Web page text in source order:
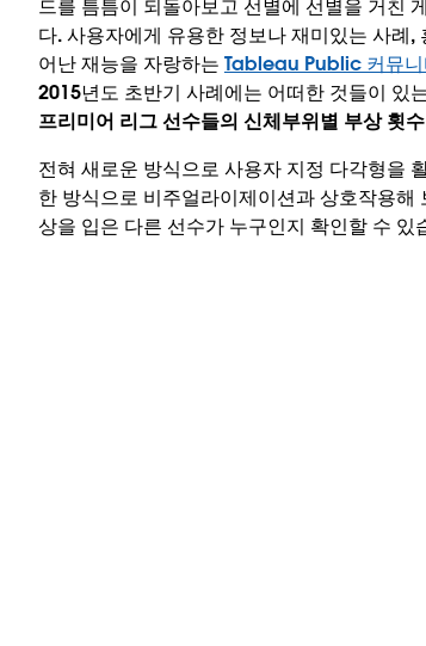
드를 틈틈이 되돌아보고 선별에 선별을 거친
다. 사용자에게 유용한 정보나 재미있는 사례
어난 재능을 자랑하는 Tableau Public 커뮤니
2015년도 초반기 사례에는 어떠한 것들이 있
프리미어 리그 선수들의 신체부위별 부상 횟수
전혀 새로운 방식으로 사용자 지정 다각형을
한 방식으로 비주얼라이제이션과 상호작용
상을 입은 다른 선수가 누구인지 확인할 수 있